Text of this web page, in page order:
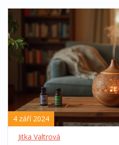
při výběru.
4 září 2024
Jitka Valtrová